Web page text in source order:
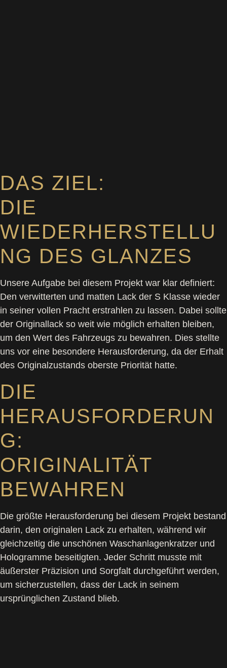
DAS ZIEL:
DIE
WIEDERHERSTELLU
NG DES GLANZES
Unsere Aufgabe bei diesem Projekt war klar definiert:
Den verwitterten und matten Lack der S Klasse wieder
in seiner vollen Pracht erstrahlen zu lassen. Dabei sollte
der Originallack so weit wie möglich erhalten bleiben,
um den Wert des Fahrzeugs zu bewahren. Dies stellte
uns vor eine besondere Herausforderung, da der Erhalt
des Originalzustands oberste Priorität hatte.
DIE
HERAUSFORDERUN
G:
ORIGINALITÄT
BEWAHREN
Die größte Herausforderung bei diesem Projekt bestand
darin, den originalen Lack zu erhalten, während wir
gleichzeitig die unschönen Waschanlagenkratzer und
Hologramme beseitigten. Jeder Schritt musste mit
äußerster Präzision und Sorgfalt durchgeführt werden,
um sicherzustellen, dass der Lack in seinem
ursprünglichen Zustand blieb.